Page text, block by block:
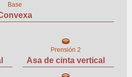
Base
Prensión 2
Asa de cinta vertical